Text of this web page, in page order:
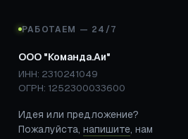
РАБОТАЕМ — 24/7
ООО "Команда.Аи"
ИНН: 2310241049
ОГРН: 1252300033600
Идея или предложение?
Пожалуйста, напишите, нам